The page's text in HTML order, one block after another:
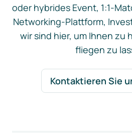
oder hybrides Event, 1:1-
Networking-Plattform,
wir sind hier, um Ihnen zu
fliegen zu
Kontaktieren Sie